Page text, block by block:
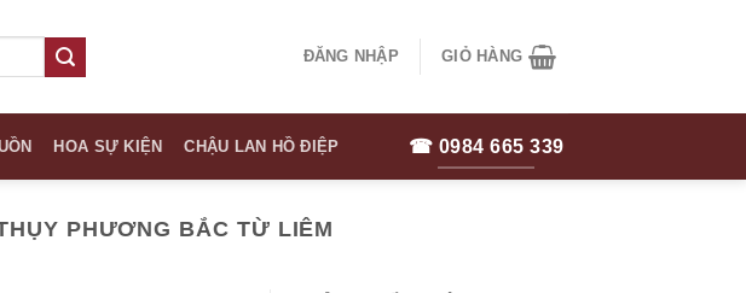
ĐĂNG NHẬP GIỎ HÀNG
HOA SỰ KIỆN CHẬU LAN HỒ ĐIỆP ☎ 0984 665 339
PHƯƠNG BẮC TỪ LIÊM